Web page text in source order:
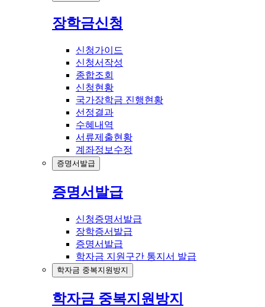
장학금신청
신청가이드
신청서작성
종합조회
신청현황
국가장학금 진행현황
선정결과
수혜내역
서류제출현황
계좌정보수정
증명서발급
증명서발급
신청증명서발급
장학증서발급
증명서발급
학자금 지원구간 통지서 발급
학자금 중복지원방지
학자금 중복지원방지